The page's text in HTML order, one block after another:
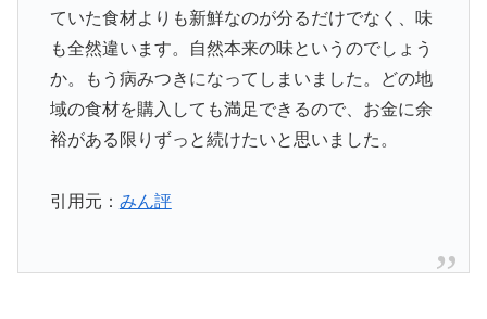
ていた食材よりも新鮮なのが分るだけでなく、味
も全然違います。自然本来の味というのでしょう
か。もう病みつきになってしまいました。どの地
域の食材を購入しても満足できるので、お金に余
裕がある限りずっと続けたいと思いました。
引用元： みん評